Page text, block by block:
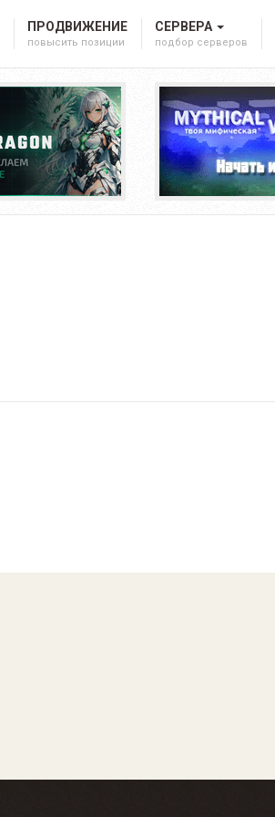
ПРОДВИЖЕНИЕ
повысить позиции
СЕРВЕРА
подбор серверов